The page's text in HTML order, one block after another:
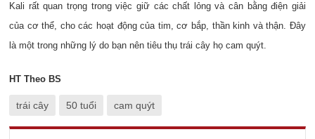
Kali rất quan trọng trong việc giữ các chất lỏng và cân bằng điện giải
của cơ thể, cho các hoạt động của tim, cơ bắp, thần kinh và thận. Đây
là một trong những lý do bạn nên tiêu thụ trái cây họ cam quýt.
HT Theo BS
trái cây 50 tuổi cam quýt